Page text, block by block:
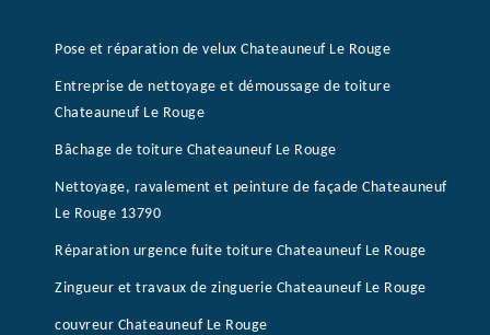
Pose et réparation de velux Chateauneuf Le Rouge
Entreprise de nettoyage et démoussage de toiture
Chateauneuf Le Rouge
Bâchage de toiture Chateauneuf Le Rouge
Nettoyage, ravalement et peinture de façade Chateauneuf
Le Rouge 13790
Réparation urgence fuite toiture Chateauneuf Le Rouge
Zingueur et travaux de zinguerie Chateauneuf Le Rouge
couvreur Chateauneuf Le Rouge